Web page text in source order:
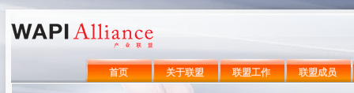
首页 关于联盟 联盟工作 联盟成员